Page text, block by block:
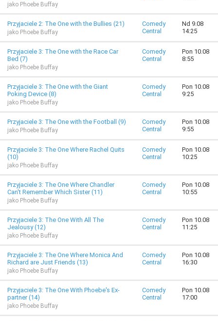
jako Phoebe Buffay
Przyjaciele 2: The One with the Bullies (21)
jako Phoebe Buffay
Comedy
Central
Nd 9.08
14:25
Przyjaciele 3: The One with the Race Car
Bed (7)
jako Phoebe Buffay
Comedy
Central
Pon 10.08
8:55
Przyjaciele 3: The One with the Giant
Poking Device (8)
jako Phoebe Buffay
Comedy
Central
Pon 10.08
9:25
Przyjaciele 3: The One with the Football (9)
jako Phoebe Buffay
Comedy
Central
Pon 10.08
9:55
Przyjaciele 3: The One Where Rachel Quits
(10)
jako Phoebe Buffay
Comedy
Central
Pon 10.08
10:25
Przyjaciele 3: The One Where Chandler
Can't Remember Which Sister (11)
jako Phoebe Buffay
Comedy
Central
Pon 10.08
10:55
Przyjaciele 3: The One With All The
Jealousy (12)
jako Phoebe Buffay
Comedy
Central
Pon 10.08
11:25
Przyjaciele 3: The One Where Monica And
Richard are Just Friends (13)
jako Phoebe Buffay
Comedy
Central
Pon 10.08
16:30
Przyjaciele 3: The One With Phoebe's Ex-
partner (14)
jako Phoebe Buffay
Comedy
Central
Pon 10.08
17:00